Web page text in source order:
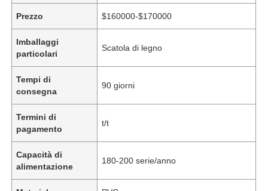
Prezzo $160000-$170000
Imballaggi
particolari
Scatola di legno
Tempi di
consegna
90 giorni
Termini di
pagamento
t/t
Capacità di
alimentazione
180-200 serie/anno